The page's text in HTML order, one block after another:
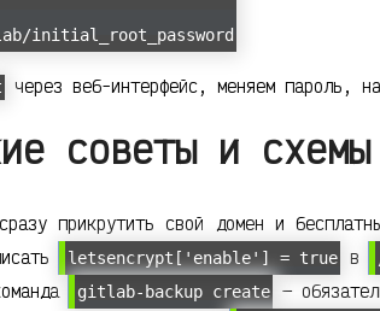
initial_root_password
через веб-интерфейс, меняем пароль,
советы и схемы
прикрутить свой домен и
letsencrypt['enable'] = true в
gitlab-backup create
—